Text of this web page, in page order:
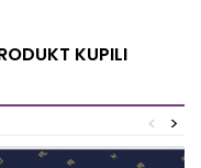
KUPILI
>
<